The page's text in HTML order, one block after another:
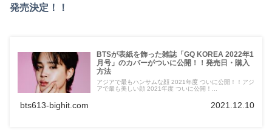
発売決定！！
BTSが表紙を飾った雑誌「GQ KOREA 2022年1
月号」のカバーがついに公開！！発売日・購入
方法
アジアで最もハンサムな顔 2021年度 ついに公開！！アジ
アで最も美しい顔 2021年度 ついに公開！...
bts613-bighit.com 2021.12.10